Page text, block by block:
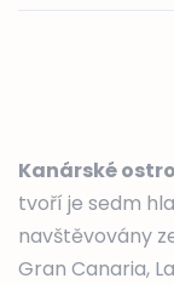
Kanárské
tvoří je sedm
navštěvovány
Gran Canaria,